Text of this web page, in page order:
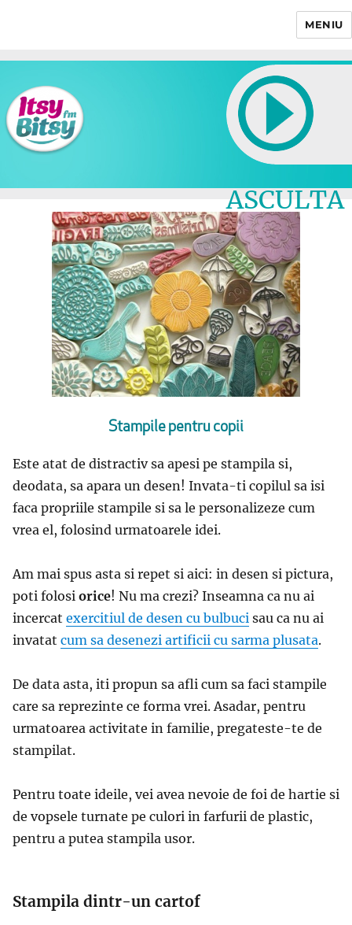
MENIU
ASCULTA
LIVE
Stampile pentru copii
Este atat de distractiv sa apesi pe stampila si,
deodata, sa apara un desen! Invata-ti copilul sa isi
faca propriile stampile si sa le personalizeze cum
vrea el, folosind urmatoarele idei.
Am mai spus asta si repet si aici: in desen si pictura,
poti folosi orice! Nu ma crezi? Inseamna ca nu ai
incercat exercitiul de desen cu bulbuci sau ca nu ai
invatat cum sa desenezi artificii cu sarma plusata.
De data asta, iti propun sa afli cum sa faci stampile
care sa reprezinte ce forma vrei. Asadar, pentru
urmatoarea activitate in familie, pregateste-te de
stampilat.
Pentru toate ideile, vei avea nevoie de foi de hartie si
de vopsele turnate pe culori in farfurii de plastic,
pentru a putea stampila usor.
Stampila dintr-un cartof